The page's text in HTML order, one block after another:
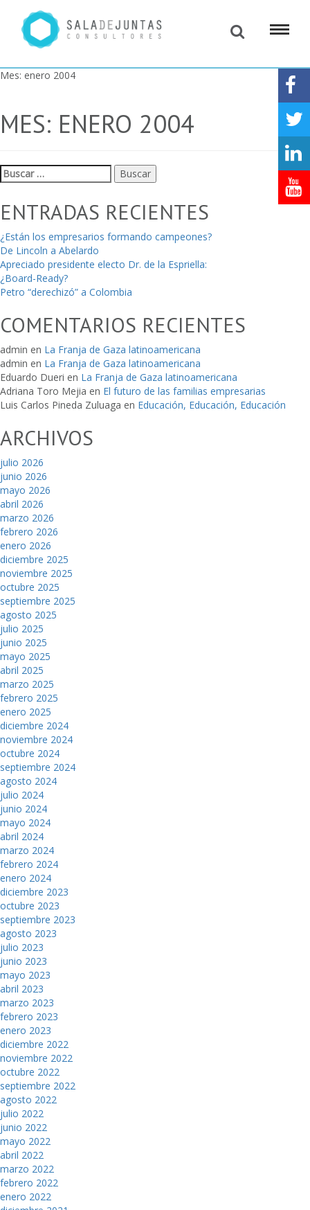
Mes: enero 2004
MES: ENERO 2004
Buscar:
ENTRADAS RECIENTES
¿Están los empresarios formando campeones?
De Lincoln a Abelardo
Apreciado presidente electo Dr. de la Espriella:
¿Board-Ready?
Petro “derechizó” a Colombia
COMENTARIOS RECIENTES
admin en La Franja de Gaza latinoamericana
admin en La Franja de Gaza latinoamericana
Eduardo Dueri en La Franja de Gaza latinoamericana
Adriana Toro Mejia en El futuro de las familias empresarias
Luis Carlos Pineda Zuluaga en Educación, Educación, Educación
ARCHIVOS
julio 2026
junio 2026
mayo 2026
abril 2026
marzo 2026
febrero 2026
enero 2026
diciembre 2025
noviembre 2025
octubre 2025
septiembre 2025
agosto 2025
julio 2025
junio 2025
mayo 2025
abril 2025
marzo 2025
febrero 2025
enero 2025
diciembre 2024
noviembre 2024
octubre 2024
septiembre 2024
agosto 2024
julio 2024
junio 2024
mayo 2024
abril 2024
marzo 2024
febrero 2024
enero 2024
diciembre 2023
octubre 2023
septiembre 2023
agosto 2023
julio 2023
junio 2023
mayo 2023
abril 2023
marzo 2023
febrero 2023
enero 2023
diciembre 2022
noviembre 2022
octubre 2022
septiembre 2022
agosto 2022
julio 2022
junio 2022
mayo 2022
abril 2022
marzo 2022
febrero 2022
enero 2022